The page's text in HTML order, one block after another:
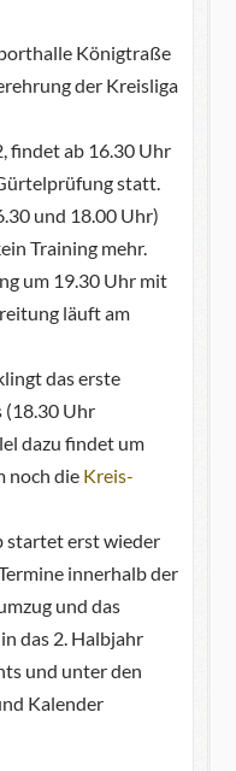
Königtraße
der Kreisliga
findet ab 16.30 Uhr
statt.
und 18.00 Uhr)
Training mehr.
um 19.30 Uhr mit
läuft am
das erste
(18.30 Uhr
dazu findet um
noch die Kreis-
startet erst wieder
innerhalb der
und das
das 2. Halbjahr
und unter den
Kalender